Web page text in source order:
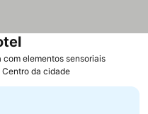
elementos sensoriaisVer
Ver preços
Centro da cidade